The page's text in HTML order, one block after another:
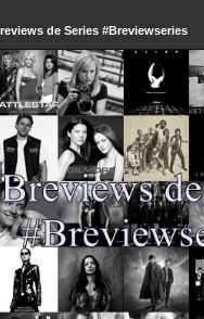
de Series #Breviewseries